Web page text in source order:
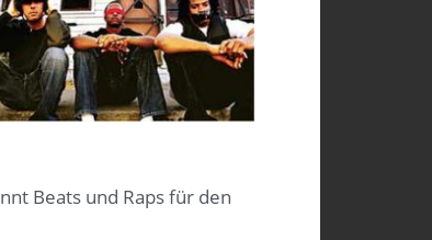
Beats und Raps für den